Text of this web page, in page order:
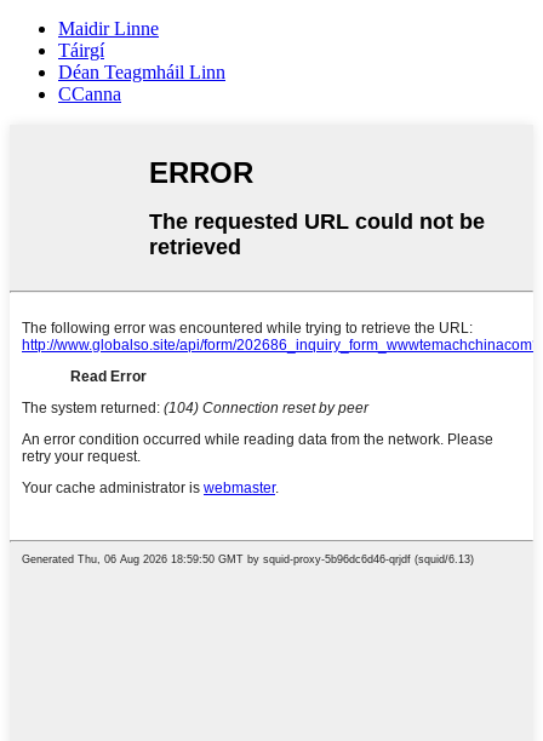
Maidir Linne
Táirgí
Déan Teagmháil Linn
CCanna